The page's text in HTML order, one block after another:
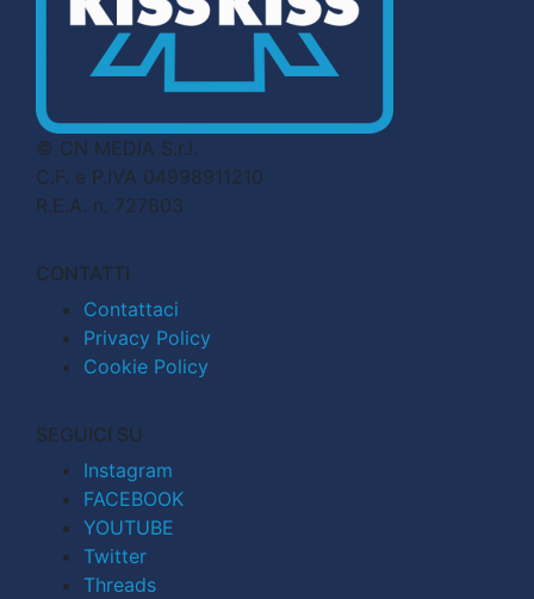
© CN MEDIA S.r.l.
C.F. e P.IVA 04998911210
R.E.A. n. 727803
CONTATTI
Contattaci
Privacy Policy
Cookie Policy
SEGUICI SU
Instagram
FACEBOOK
YOUTUBE
Twitter
Threads